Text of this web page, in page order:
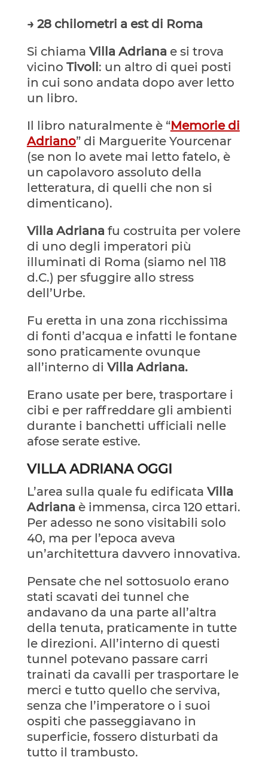
→ 28 chilometri a est di Roma
Si chiama Villa Adriana e si trova
vicino Tivoli: un altro di quei posti
in cui sono andata dopo aver letto
un libro.
Il libro naturalmente è “Memorie di
Adriano” di Marguerite Yourcenar
(se non lo avete mai letto fatelo, è
un capolavoro assoluto della
letteratura, di quelli che non si
dimenticano).
Villa Adriana fu costruita per volere
di uno degli imperatori più
illuminati di Roma (siamo nel 118
d.C.) per sfuggire allo stress
dell’Urbe.
Fu eretta in una zona ricchissima
di fonti d’acqua e infatti le fontane
sono praticamente ovunque
all’interno di Villa Adriana.
Erano usate per bere, trasportare i
cibi e per raffreddare gli ambienti
durante i banchetti ufficiali nelle
afose serate estive.
VILLA ADRIANA OGGI
L’area sulla quale fu edificata Villa
Adriana è immensa, circa 120 ettari.
Per adesso ne sono visitabili solo
40, ma per l’epoca aveva
un’architettura davvero innovativa.
Pensate che nel sottosuolo erano
stati scavati dei tunnel che
andavano da una parte all’altra
della tenuta, praticamente in tutte
le direzioni. All’interno di questi
tunnel potevano passare carri
trainati da cavalli per trasportare le
merci e tutto quello che serviva,
senza che l’imperatore o i suoi
ospiti che passeggiavano in
superficie, fossero disturbati da
tutto il trambusto.